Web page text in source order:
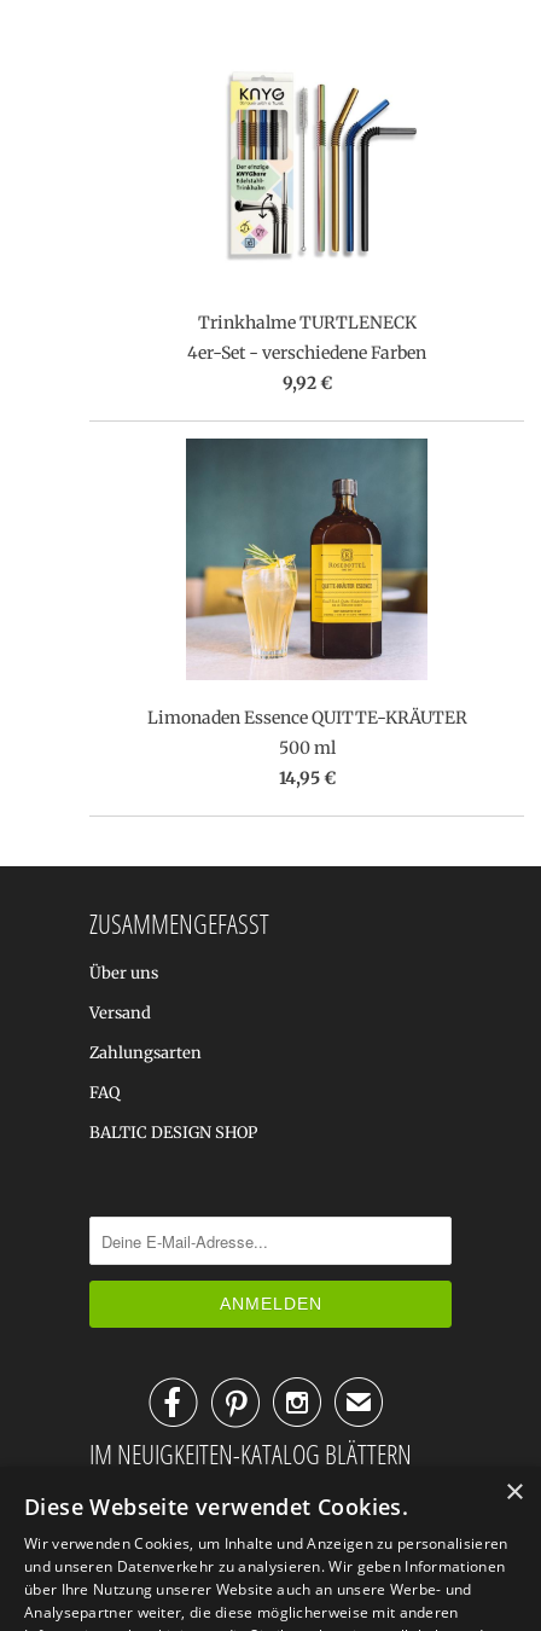
Trinkhalme TURTLENECK
4er-Set - verschiedene Farben
9,92 €
Limonaden Essence QUITTE-KRÄUTER
500 ml
14,95 €
ZUSAMMENGEFASST
Über uns
Versand
Zahlungsarten
FAQ
BALTIC DESIGN SHOP
✉
IM NEUIGKEITEN-KATALOG BLÄTTERN
×
Diese Webseite verwendet Cookies.
Wir verwenden Cookies, um Inhalte und Anzeigen zu personalisieren
und unseren Datenverkehr zu analysieren. Wir geben Informationen
über Ihre Nutzung unserer Website auch an unsere Werbe- und
Analysepartner weiter, die diese möglicherweise mit anderen